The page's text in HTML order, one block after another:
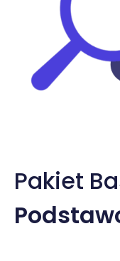
Pakiet